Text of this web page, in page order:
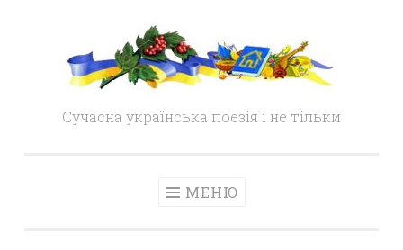
content
Сучасна українська поезія і не тільки
МЕНЮ